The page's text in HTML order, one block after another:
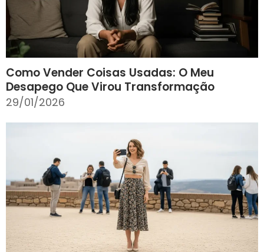
Como Vender Coisas Usadas: O Meu
Desapego Que Virou Transformação
29/01/2026